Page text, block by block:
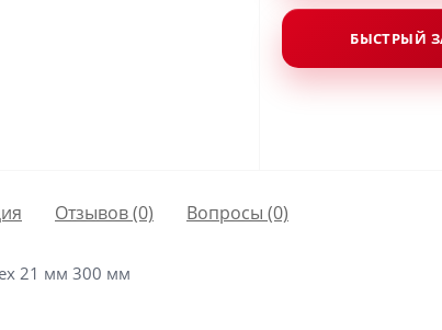
БЫСТРЫЙ
Отзывов (0) Вопросы (0)
21 мм 300 мм